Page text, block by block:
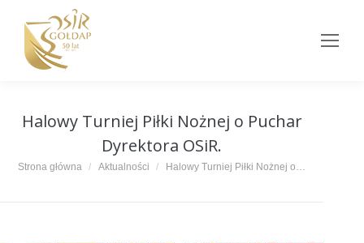
Halowy Turniej Piłki Nożnej o Puchar
Dyrektora OSiR.
Jesteś tutaj:
Strona główna Aktualności Halowy Turniej Piłki Nożnej o…